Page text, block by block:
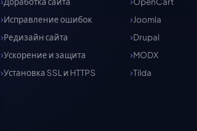
Исправление ошибок
Редизайн сайта
Ускорение и защита
Установка SSL и HTTPS
Joomla
Drupal
MODX
Tilda